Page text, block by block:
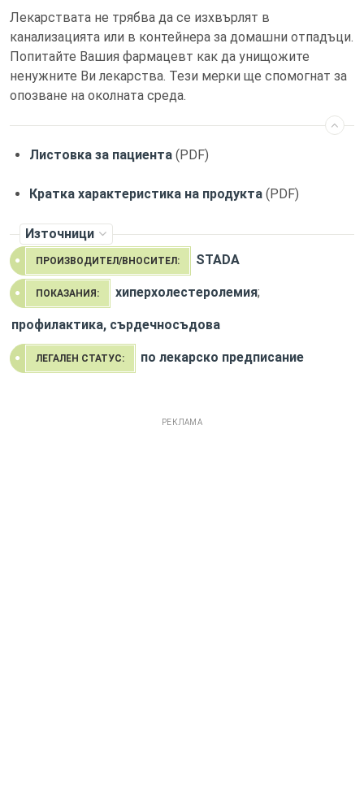
Лекарствата не трябва да се изхвърлят в
канализацията или в контейнера за домашни отпадъци.
Попитайте Вашия фармацевт как да унищожите
ненужните Ви лекарства. Тези мерки ще спомогнат за
опозване на околната среда.
Листовка за пациента (PDF)
Кратка характеристика на продукта (PDF)
Източници
ПРОИЗВОДИТЕЛ/ВНОСИТЕЛ: STADA
ПОКАЗАНИЯ: хиперхолестеролемия;
профилактика, сърдечносъдова
ЛЕГАЛЕН СТАТУС: по лекарско предписание
РЕКЛАМА